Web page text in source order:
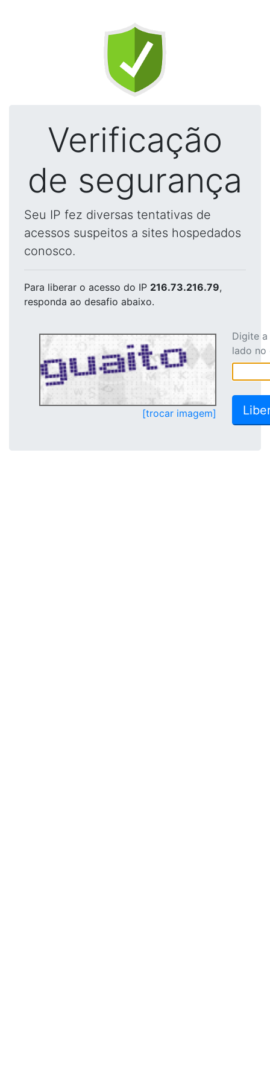
Verificação
de segurança
Seu IP fez diversas tentativas de
acessos suspeitos a sites hospedados
conosco.
Para liberar o acesso do IP 216.73.216.79,
responda ao desafio abaixo.
[trocar imagem]
Digite
lado no